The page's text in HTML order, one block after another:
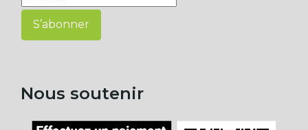
S’abonner
Nous soutenir